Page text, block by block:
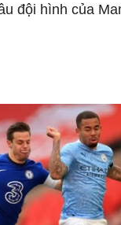
đội hình của